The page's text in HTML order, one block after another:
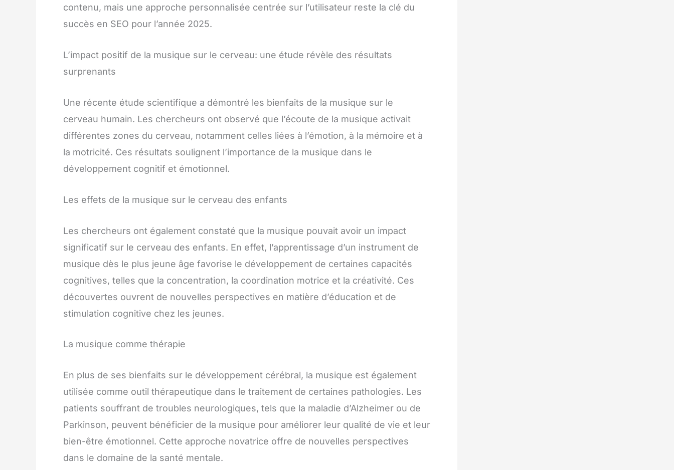
contenu, mais une approche personnalisée centrée sur l’utilisateur reste la clé du
succès en SEO pour l’année 2025.
L’impact positif de la musique sur le cerveau: une étude révèle des résultats
surprenants
Une récente étude scientifique a démontré les bienfaits de la musique sur le
cerveau humain. Les chercheurs ont observé que l’écoute de la musique activait
différentes zones du cerveau, notamment celles liées à l’émotion, à la mémoire et à
la motricité. Ces résultats soulignent l’importance de la musique dans le
développement cognitif et émotionnel.
Les effets de la musique sur le cerveau des enfants
Les chercheurs ont également constaté que la musique pouvait avoir un impact
significatif sur le cerveau des enfants. En effet, l’apprentissage d’un instrument de
musique dès le plus jeune âge favorise le développement de certaines capacités
cognitives, telles que la concentration, la coordination motrice et la créativité. Ces
découvertes ouvrent de nouvelles perspectives en matière d’éducation et de
stimulation cognitive chez les jeunes.
La musique comme thérapie
En plus de ses bienfaits sur le développement cérébral, la musique est également
utilisée comme outil thérapeutique dans le traitement de certaines pathologies. Les
patients souffrant de troubles neurologiques, tels que la maladie d’Alzheimer ou de
Parkinson, peuvent bénéficier de la musique pour améliorer leur qualité de vie et leur
bien-être émotionnel. Cette approche novatrice offre de nouvelles perspectives
dans le domaine de la santé mentale.